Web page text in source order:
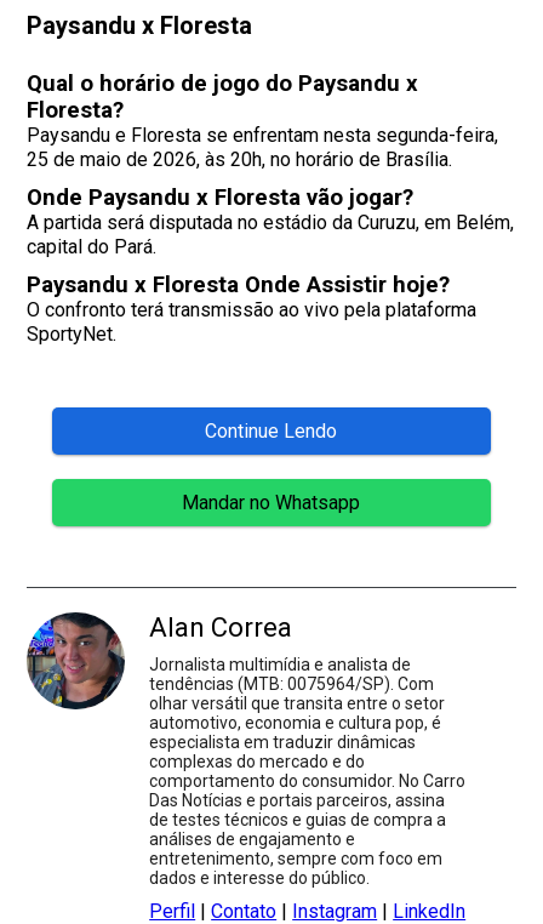
Paysandu x Floresta
Qual o horário de jogo do Paysandu x
Floresta?
Paysandu e Floresta se enfrentam nesta segunda-feira,
25 de maio de 2026, às 20h, no horário de Brasília.
Onde Paysandu x Floresta vão jogar?
A partida será disputada no estádio da Curuzu, em Belém,
capital do Pará.
Paysandu x Floresta Onde Assistir hoje?
O confronto terá transmissão ao vivo pela plataforma
SportyNet.
Continue Lendo
Mandar no Whatsapp
Alan Correa
Jornalista multimídia e analista de
tendências (MTB: 0075964/SP). Com
olhar versátil que transita entre o setor
automotivo, economia e cultura pop, é
especialista em traduzir dinâmicas
complexas do mercado e do
comportamento do consumidor. No Carro
Das Notícias e portais parceiros, assina
de testes técnicos e guias de compra a
análises de engajamento e
entretenimento, sempre com foco em
dados e interesse do público.
Perfil |Contato | Instagram | LinkedIn